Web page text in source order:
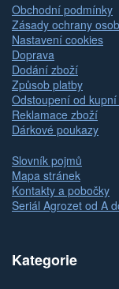
Obchodní podmínky
Zásady ochrany
Nastavení cookies
Doprava
Dodání zboží
Způsob platby
Odstoupení od
Reklamace zboží
Dárkové poukazy
Slovník pojmů
Mapa stránek
Kontakty a pobočky
Seriál Agrozet od A
Kategorie